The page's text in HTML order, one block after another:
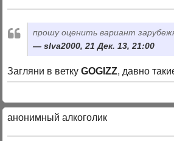
прошу оценить вариант
slva2000, 21 Дек. 13, 21:00
Загляни в веткуGOGIZZ, давно
анонимный алкоголик